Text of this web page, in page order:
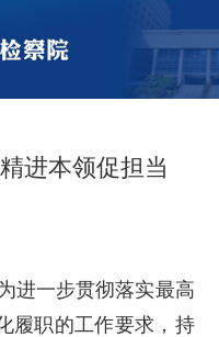
进本领促担当
一步贯彻落实最高
履职的工作要求，持